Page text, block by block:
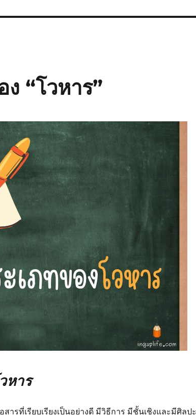
“โวหาร”
หาร
ารที่เรียบเรียงเป็นอย่างดี มีวิธีการ มีชั้นเชิงและมีศิลปะ